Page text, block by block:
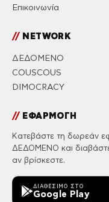
Επικοινωνία
//NETWORK
ΔΕΔΟΜΕΝΟ
COUSCOUS
DIMOCRACY
//ΕΦΑΡΜΟΓΗ
Κατεβάστε τη δωρεάν
ΔΕΔΟΜΕΝΟ και
αν βρίσκεστε.
ΔΙΑΘΈΣΙΜΟ ΣΤΟ
Google Play